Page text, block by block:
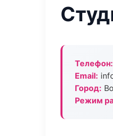
Телефон:
Email:
Город:
Режим